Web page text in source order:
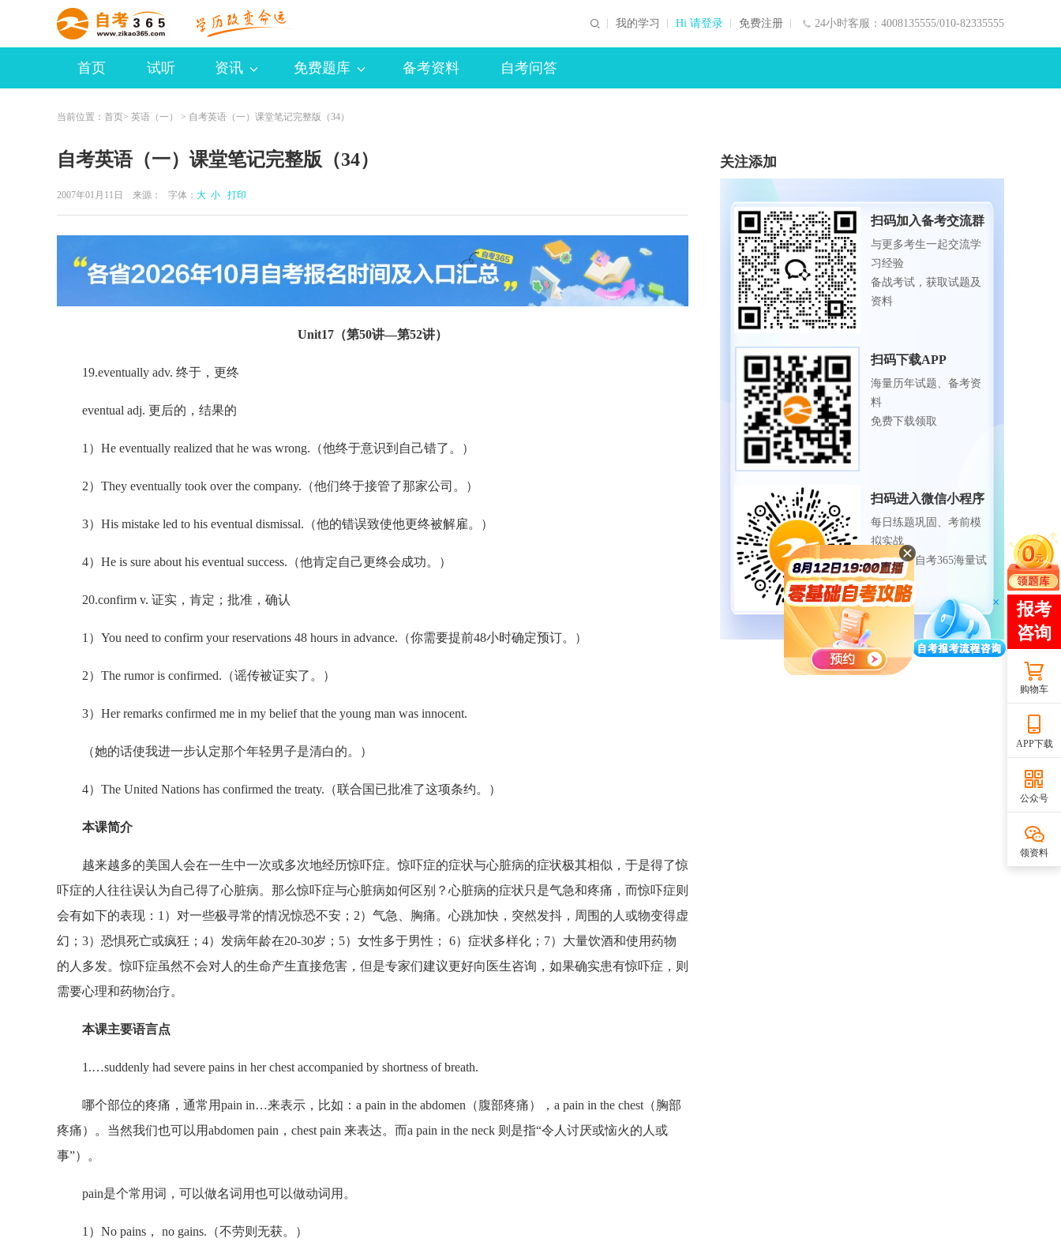
24小时客服：4008135555/010-82335555
我的学习 Hi 请登录 免费注册
首页 试听 资讯 免费题库 备考资料 自考问答
当前位置： 首页> 英语（一） > 自考英语（一）课堂笔记完整版（34）
自考英语（一）课堂笔记完整版（34）
2007年01月11日 来源： 字体： 大 小 打印
Unit17（第50讲—第52讲）
19.eventually adv. 终于，更终
eventual adj. 更后的，结果的
1）He eventually realized that he was wrong.（他终于意识到自己错了。）
2）They eventually took over the company.（他们终于接管了那家公司。）
3）His mistake led to his eventual dismissal.（他的错误致使他更终被解雇。）
4）He is sure about his eventual success.（他肯定自己更终会成功。）
20.confirm v. 证实，肯定；批准，确认
1）You need to confirm your reservations 48 hours in advance.（你需要提前48小时确定预订。）
2）The rumor is confirmed.（谣传被证实了。）
3）Her remarks confirmed me in my belief that the young man was innocent.
（她的话使我进一步认定那个年轻男子是清白的。）
4）The United Nations has confirmed the treaty.（联合国已批准了这项条约。）
本课简介
越来越多的美国人会在一生中一次或多次地经历惊吓症。惊吓症的症状与心脏病的症状极其相似，于是得了惊
吓症的人往往误认为自己得了心脏病。那么惊吓症与心脏病如何区别？心脏病的症状只是气急和疼痛，而惊吓症则
会有如下的表现：1）对一些极寻常的情况惊恐不安；2）气急、胸痛。心跳加快，突然发抖，周围的人或物变得虚
幻；3）恐惧死亡或疯狂；4）发病年龄在20-30岁；5）女性多于男性； 6）症状多样化；7）大量饮酒和使用药物
的人多发。惊吓症虽然不会对人的生命产生直接危害，但是专家们建议更好向医生咨询，如果确实患有惊吓症，则
需要心理和药物治疗。
本课主要语言点
1.…suddenly had severe pains in her chest accompanied by shortness of breath.
哪个部位的疼痛，通常用pain in…来表示，比如：a pain in the abdomen（腹部疼痛），a pain in the chest（胸部
疼痛）。当然我们也可以用abdomen pain，chest pain 来表达。而a pain in the neck 则是指“令人讨厌或恼火的人或
事”）。
pain是个常用词，可以做名词用也可以做动词用。
1）No pains， no gains.（不劳则无获。）
关注添加
扫码加入备考交流群
与更多考生一起交流学
习经验
备战考试，获取试题及
资料
扫码下载APP
海量历年试题、备考资
料
免费下载领取
扫码进入微信小程序
每日练题巩固、考前模
拟实战
免费体验自考365海量试
题
购物车
APP下载
公众号
领资料